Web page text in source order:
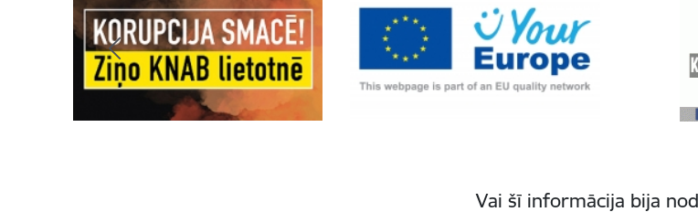
Vai šī informācija bija